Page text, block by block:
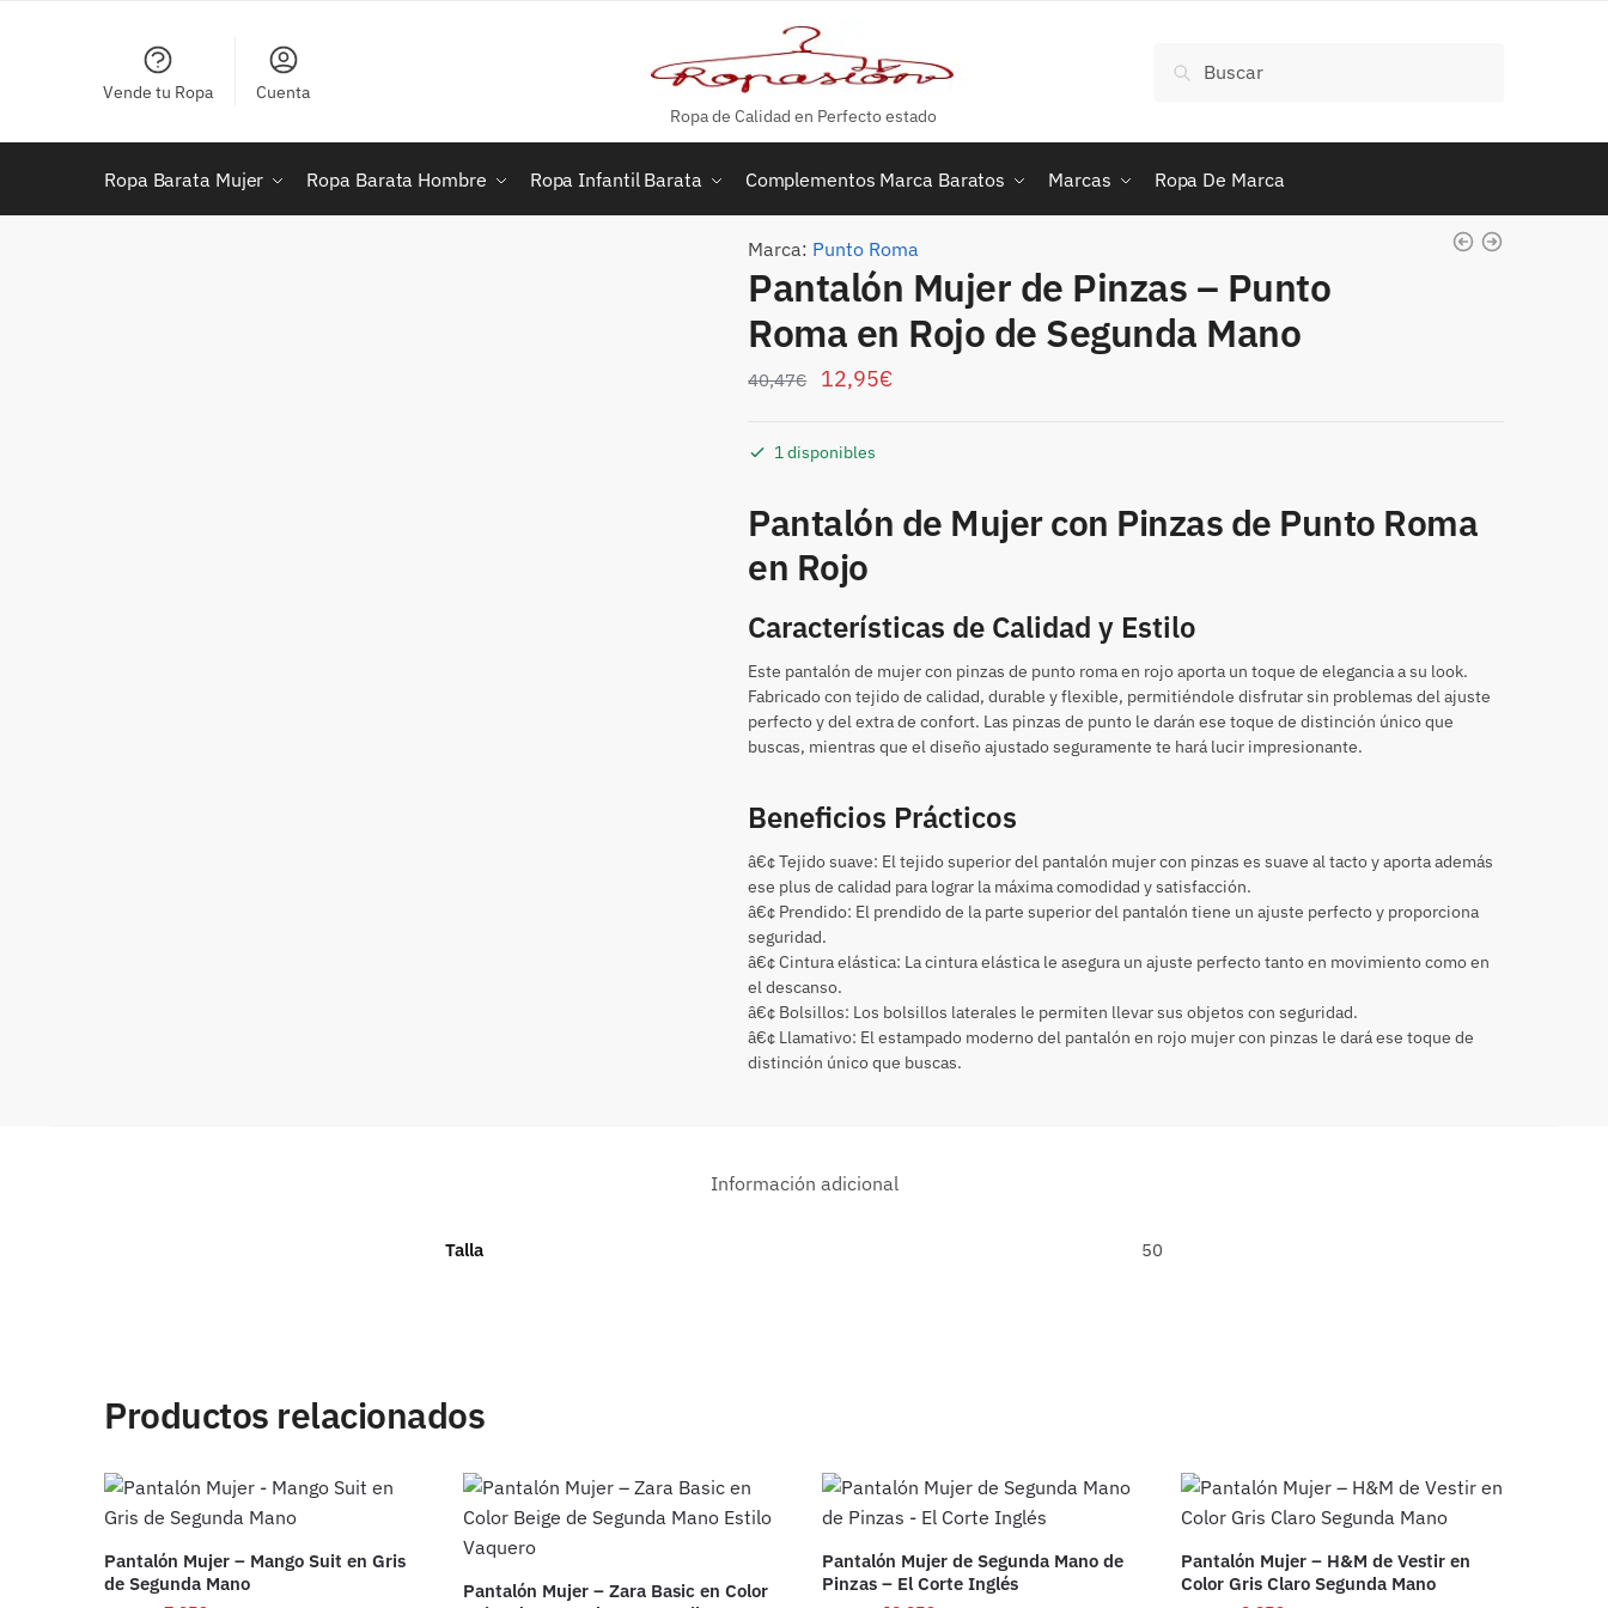
Ropa de Calidad en Perfecto estado
por:
Buscar
Vende tu Ropa Cuenta
Ropa Barata Mujer Ropa Barata Hombre Ropa Infantil Barata Complementos Marca Baratos Marcas Ropa De Marca
Marca: Punto Roma
Pantalón Mujer de Pinzas – Punto
Roma en Rojo de Segunda Mano
40,47€ 12,95€
1 disponibles
Pantalón de Mujer con Pinzas de Punto Roma
en Rojo
Características de Calidad y Estilo
Este pantalón de mujer con pinzas de punto roma en rojo aporta un toque de elegancia a su look.
Fabricado con tejido de calidad, durable y flexible, permitiéndole disfrutar sin problemas del ajuste
perfecto y del extra de confort. Las pinzas de punto le darán ese toque de distinción único que
buscas, mientras que el diseño ajustado seguramente te hará lucir impresionante.
Beneficios Prácticos
â€¢ Tejido suave: El tejido superior del pantalón mujer con pinzas es suave al tacto y aporta además
ese plus de calidad para lograr la máxima comodidad y satisfacción.
â€¢ Prendido: El prendido de la parte superior del pantalón tiene un ajuste perfecto y proporciona
seguridad.
â€¢ Cintura elástica: La cintura elástica le asegura un ajuste perfecto tanto en movimiento como en
el descanso.
â€¢ Bolsillos: Los bolsillos laterales le permiten llevar sus objetos con seguridad.
â€¢ Llamativo: El estampado moderno del pantalón en rojo mujer con pinzas le dará ese toque de
distinción único que buscas.
Información adicional
Talla 50
Productos relacionados
Pantalón Mujer – Mango Suit en Gris
de Segunda Mano
Pantalón Mujer – Zara Basic en Color
Pantalón Mujer de Segunda Mano de
Pinzas – El Corte Inglés
Pantalón Mujer – H&M de Vestir en
Color Gris Claro Segunda Mano